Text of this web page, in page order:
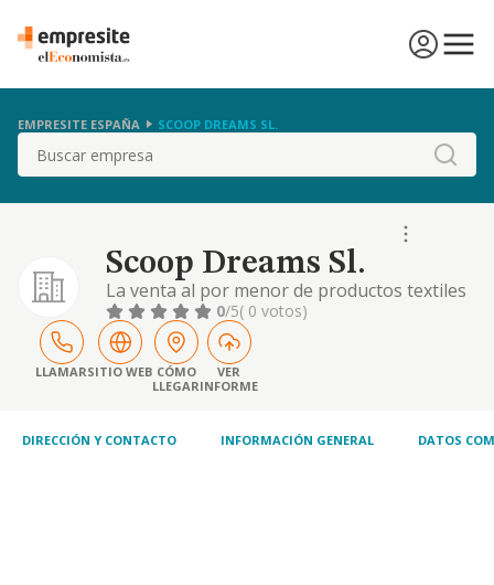
EMPRESITE ESPAÑA SCOOP DREAMS SL.
Buscar
Scoop Dreams Sl.
La venta al por menor de productos textiles
y prendas de vestir por correspondencia,
internet y en establecimientos
especializados. actividades de programacion
informatica
0/5( 0 votos)
LLAMARSITIO WEB CÓMO
LLEGAR
VER
INFORME
DIRECCIÓN Y CONTACTO INFORMACIÓN GENERAL DATOS